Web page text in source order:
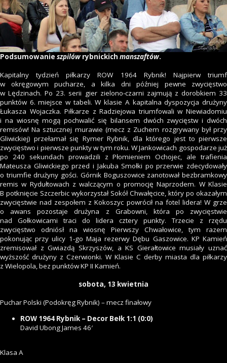
Podsumowanie szpilów rybnickich manszaftów.
Kapitalny tydzień piłkarzy ROW 1964 Rybnik! Najpierw triumf
w okręgowym pucharze, a kilka dni później pewne zwycięstwo
w Lędzinach. Po 23. serii gier zielono-czarni zajmują z dorobkiem 33
punktów 6. miejsce w tabeli. W klasie A kapitalna dyspozycja drużyny
Łukasza Wojaczka. Piłkarze z Radziejowa triumfowali w Niewiadomiu
i na wiosnę mogą pochwalić się bilansem dwóch zwycięstw i dwóch
remisów! Na sztucznej murawie (mecz z Zuchem rozgrywany był przy
Gliwickiej) przełamał się Rymer Rybnik, dla którego jest to pierwsze
zwycięstwo i pierwsze punkty w tym roku. W Jankowicach gospodarze już
po 240 sekundach prowadzili z Płomieniem Ochojec, ale trafienia
Mateusza Gliwickiego przed i Jakuba Smołki po przerwie zdecydowały
o triumfie drużyny gości. Górnik Boguszowice zanotował bezbramkowy
remis w Rydułtowach z walczącym o promocję Naprzodem. W Klasie
B potknięcie Szczerbic wykorzystał Sokół Chwałęcice, który po okazałym
zwycięstwie nad zespołem z Kokoszyc powrócił na fotel lidera! W grze
o awans pozostaje drużyna z Grabowni, która po zwycięstwie
nad Gołkowicami traci do lidera cztery punkty. Trzecie z rzędu
zwycięstwo odniósł na wiosnę Pierwszy Chwałowice, tym razem
pokonując przy ulicy 1-go Maja rezerwy Dębu Gaszowice. KP Kamień
zremisował z Gwiazdą Skrzyszów, a KS Gierałtowice musiały uznać
wyższość drużyny z Czerwionki. W Klasie C derby miasta dla piłkarzy
z Wielopola, bez punktów KP II Kamień.
sobota, 13 kwietnia
Puchar Polski (Podokręg Rybnik) – mecz finałowy
ROW 1964 Rybnik – Decor Bełk 1:1 (0:0)
David Ubong James 46′
Klasa A